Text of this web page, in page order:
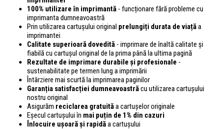
100% utilizare în imprimantă - funcționare fără probleme cu
imprimanta dumneavoastră
Prin utilizarea cartușului original prelungiți durata de viațăa
imprimantei
Calitate superioară dovedită - imprimare de înaltă calitate și
fiabilă cu cartușul original de la prima până la ultima pagină
Rezultate de imprimare durabile și profesionale -
sustenabilitate pe termen lung a imprimării
Întârziere mai scurtă la imprimarea paginilor
Garanția satisfacției dumneavoastrăcu utilizarea cartușului
nostru original
Asigurăm reciclarea gratuităa cartușelor originale
Eșecul cartușului în mai puțin de 1% din cazuri
Înlocuire ușoară și rapidăa cartușului